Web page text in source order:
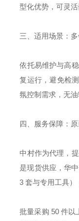
型化优势，可灵
三、适用场景：
依托易维护与高
复运行，避免检
氛控制需求，无
四、服务保障：
中村作为代理，
是现货供应，华
3 套与专用工具）
批量采购 50 件以